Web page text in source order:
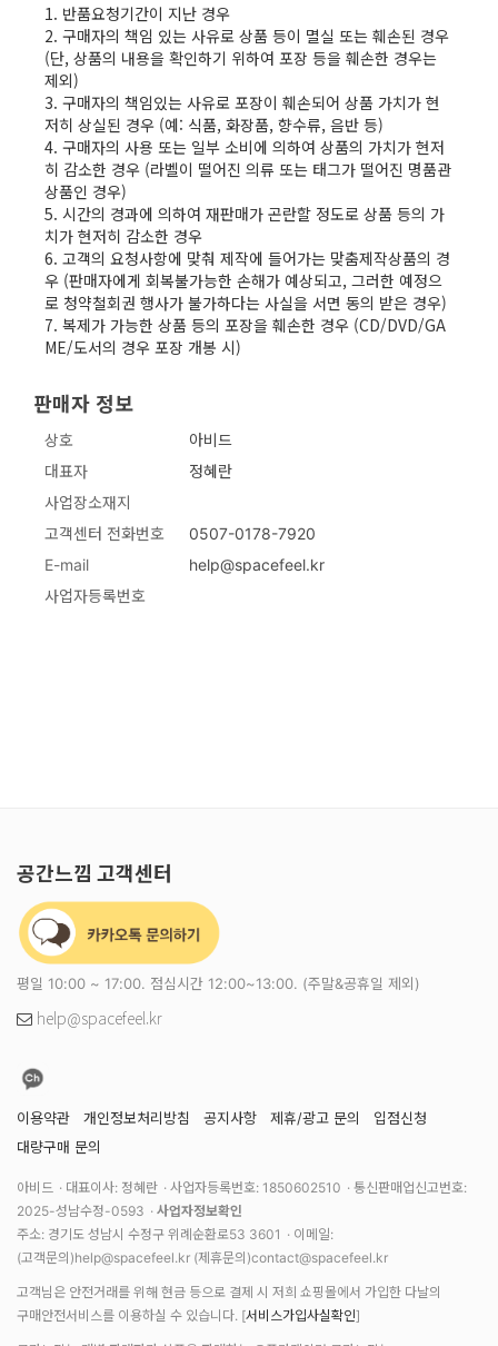
1. 반품요청기간이 지난 경우
2. 구매자의 책임 있는 사유로 상품 등이 멸실 또는 훼손된 경우
(단, 상품의 내용을 확인하기 위하여 포장 등을 훼손한 경우는
제외)
3. 구매자의 책임있는 사유로 포장이 훼손되어 상품 가치가 현
저히 상실된 경우 (예: 식품, 화장품, 향수류, 음반 등)
4. 구매자의 사용 또는 일부 소비에 의하여 상품의 가치가 현저
히 감소한 경우 (라벨이 떨어진 의류 또는 태그가 떨어진 명품관
상품인 경우)
5. 시간의 경과에 의하여 재판매가 곤란할 정도로 상품 등의 가
치가 현저히 감소한 경우
6. 고객의 요청사항에 맞춰 제작에 들어가는 맞춤제작상품의 경
우 (판매자에게 회복불가능한 손해가 예상되고, 그러한 예정으
로 청약철회권 행사가 불가하다는 사실을 서면 동의 받은 경우)
7. 복제가 가능한 상품 등의 포장을 훼손한 경우 (CD/DVD/GA
판매자 정보
상호
아비드
대표자
정혜란
사업장소재지
고객센터 전화번호
0507-0178-7920
E-mail
help@spacefeel.kr
사업자등록번호
공간느낌 고객센터
평일 10:00 ~ 17:00. 점심시간 12:00~13:00. (주말&공휴일 제외)
help@spacefeel.kr
이용약관 개인정보처리방침 공지사항 제휴/광고 문의
입점신청
대량구매 문의
아비드 대표이사: 정혜란 사업자등록번호: 1850602510
통신판매업신고번호:
2025-성남수정-0593
사업자정보확인
주소: 경기도 성남시 수정구 위례순환로53 3601
이메일:
(고객문의)help@spacefeel.kr (제휴문의)contact@spacefeel.kr
고객님은 안전거래를 위해 현금 등으로 결제 시 저희 쇼핑몰에서 가입한 다날의
구매안전서비스를 이용하실 수 있습니다. [서비스가입사실확인]